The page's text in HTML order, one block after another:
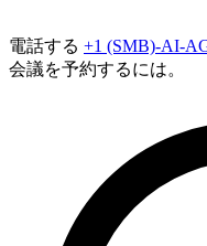
電話する +1 (SMB)-AI-
会議を予約するには。